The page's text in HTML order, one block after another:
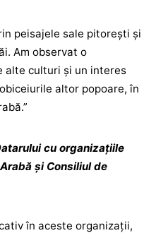
peisajele sale pitorești și
Am observat o
alte culturi și un interes
altor popoare, în
cu organizațiile
și Consiliul de
în aceste organizații,